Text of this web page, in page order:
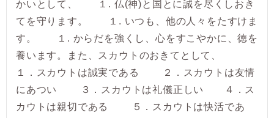
かいとして、 １. 仏(神)と国とに誠を尽くしおき
てを守ります。 １. いつも、他の人々をたすけま
す。 １. からだを強くし、心をすこやかに、徳を
養います。また、スカウトのおきてとして、
１．スカウトは誠実である ２．スカウトは友情
にあつい ３．スカウトは礼儀正しい ４．ス
カウトは親切である ５．スカウトは快活であ